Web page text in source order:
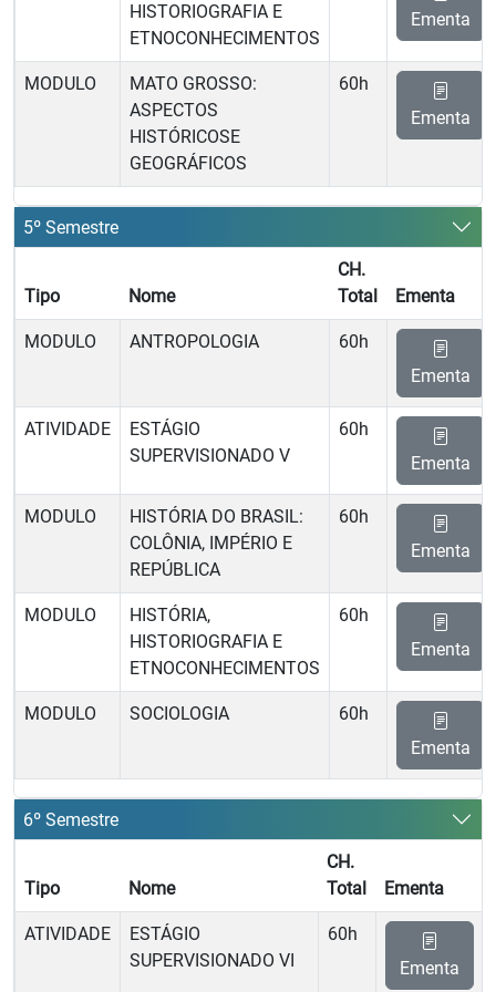
HISTORIOGRAFIA E
ETNOCONHECIMENTOS
Ementa
MODULO
MATO GROSSO:
ASPECTOS
HISTÓRICOSE
GEOGRÁFICOS
60h
Ementa
5º Semestre
Tipo Nome
CH.
Total
Ementa
MODULO ANTROPOLOGIA
60h
Ementa
ATIVIDADE
ESTÁGIO
SUPERVISIONADO V
60h
Ementa
MODULO
HISTÓRIA DO BRASIL:
COLÔNIA, IMPÉRIO E
REPÚBLICA
60h
Ementa
MODULO
HISTÓRIA,
HISTORIOGRAFIA E
ETNOCONHECIMENTOS
60h
Ementa
MODULO SOCIOLOGIA
60h
Ementa
6º Semestre
Tipo Nome
CH.
Total
Ementa
ATIVIDADE
ESTÁGIO
SUPERVISIONADO VI
60h
Ementa